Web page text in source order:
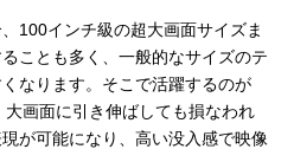
100インチ級の超大画面サイズま
ことも多く、一般的なサイズのテ
なります。そこで活躍するのが
大画面に引き伸ばしても損なわれ
が可能になり、高い没入感で映像